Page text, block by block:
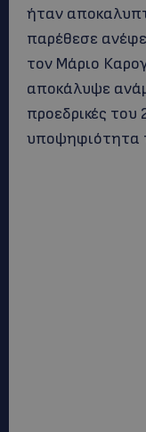
ήταν
παρέθεσε
τον Μάριο
αποκάλυψε
προεδρικές
υποψηφιότητα